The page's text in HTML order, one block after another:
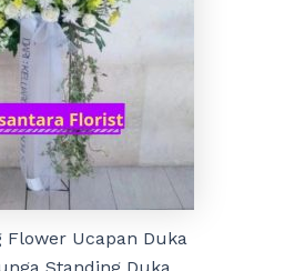
Flower Ucapan Duka